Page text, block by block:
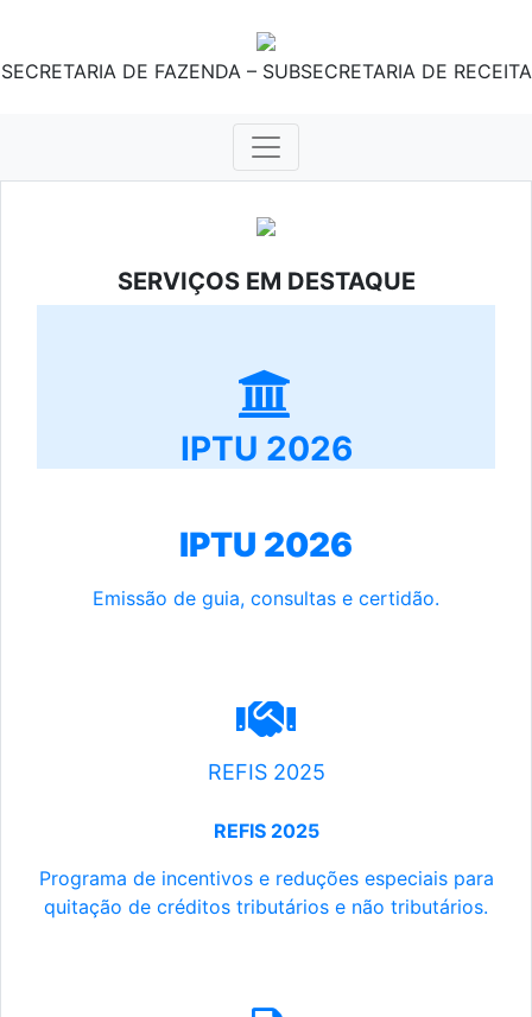
SECRETARIA DE FAZENDA – SUBSECRETARIA DE RECEITA
SERVIÇOS EM DESTAQUE
IPTU 2026
IPTU 2026
Emissão de guia, consultas e certidão.
REFIS 2025
REFIS 2025
Programa de incentivos e reduções especiais para
quitação de créditos tributários e não tributários.